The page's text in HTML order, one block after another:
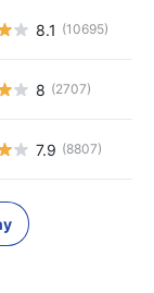
8.1 (10695)
8 (2707)
7.9 (8807)